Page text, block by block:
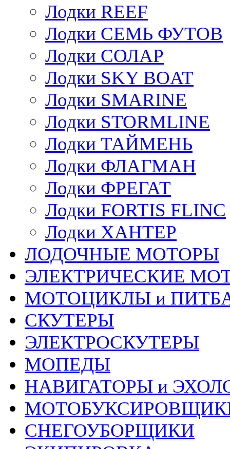
Лодки REEF
Лодки СЕМЬ ФУТОВ
Лодки СОЛАР
Лодки SKY BOAT
Лодки SMARINE
Лодки STORMLINE
Лодки ТАЙМЕНЬ
Лодки ФЛАГМАН
Лодки ФРЕГАТ
Лодки FORTIS FLINC
Лодки ХАНТЕР
ЛОДОЧНЫЕ МОТОРЫ
ЭЛЕКТРИЧЕСКИЕ
МОТОЦИКЛЫ и
СКУТЕРЫ
ЭЛЕКТРОСКУТЕРЫ
МОПЕДЫ
НАВИГАТОРЫ и
СНЕГОУБОРЩИКИ